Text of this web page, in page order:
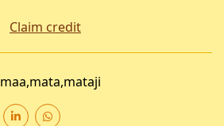
Claim credit
maa,mata,mataji